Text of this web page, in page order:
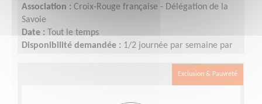
Association : Croix-Rouge française - Délégation de la
Savoie
Date : Tout le temps
Disponibilité demandée : 1/2 journée par semaine par
Exclusion & Pauvreté